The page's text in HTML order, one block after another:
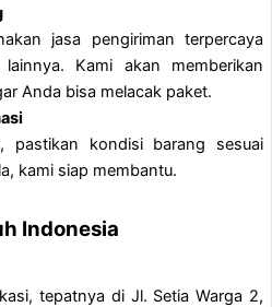
jasa pengiriman terpercaya
Kami akan memberikan
Anda bisa melacak paket.
pastikan kondisi barang sesuai
kami siap membantu.
Indonesia
tepatnya di Jl. Setia Warga 2,